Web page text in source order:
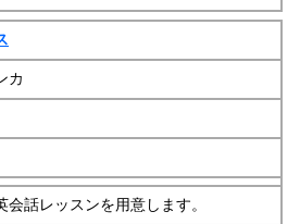
カ
会話レッスンを用意します。